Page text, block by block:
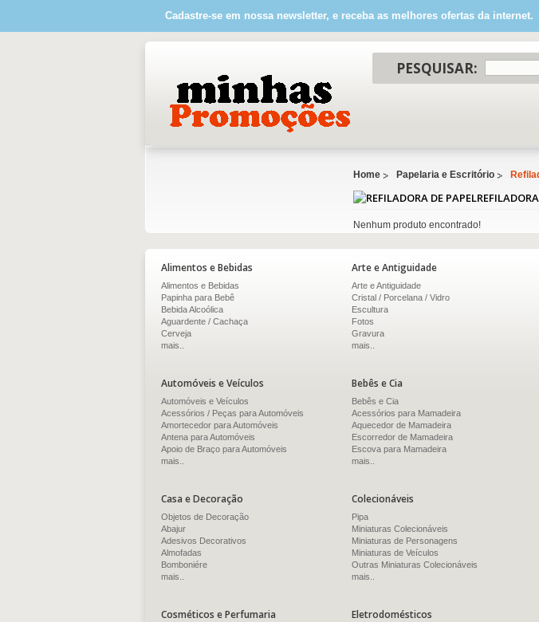
Cadastre-se em nossa newsletter, e receba as melhores ofertas da internet.
PESQUISAR:
Home Papelaria e Escritório
Nenhum produto encontrado!
Alimentos e Bebidas
Alimentos e Bebidas
Papinha para Bebê
Bebida Alcoólica
Aguardente / Cachaça
Cerveja
mais..
Arte e Antiguidade
Arte e Antiguidade
Cristal / Porcelana / Vidro
Escultura
Fotos
Gravura
mais..
Automóveis e Veículos
Automóveis e Veículos
Acessórios / Peças para Automóveis
Amortecedor para Automóveis
Antena para Automóveis
Apoio de Braço para Automóveis
mais..
Bebês e Cia
Bebês e Cia
Acessórios para Mamadeira
Aquecedor de Mamadeira
Escorredor de Mamadeira
Escova para Mamadeira
mais..
Casa e Decoração
Objetos de Decoração
Abajur
Adesivos Decorativos
Almofadas
Bomboniére
mais..
Colecionáveis
Pipa
Miniaturas Colecionáveis
Miniaturas de Personagens
Miniaturas de Veículos
Outras Miniaturas Colecionáveis
mais..
Cosméticos e Perfumaria Eletrodomésticos